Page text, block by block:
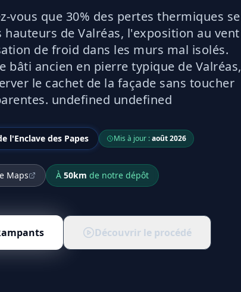
vous que 30% des pertes thermiques se
de Valréas, l'exposition au vent
de froid dans les murs mal isolés.
bâti ancien en pierre typique de Valréas,
le cachet de la façade sans toucher
undefined undefined
l'Enclave des Papes Mis à jour :août 2026
Maps À 50km de notre dépôt
Découvrir le procédé